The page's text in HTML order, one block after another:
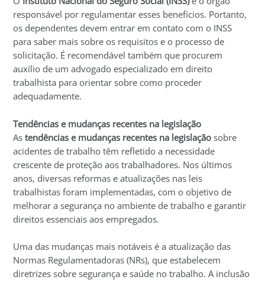
responsável por regulamentar esses benefícios. Portanto,
os dependentes devem entrar em contato com o INSS
para saber mais sobre os requisitos e o processo de
solicitação. É recomendável também que procurem
auxílio de um advogado especializado em direito
trabalhista para orientar sobre como proceder
adequadamente.
Tendências e mudanças recentes na legislação
Astendências e mudanças recentes na legislação sobre
acidentes de trabalho têm refletido a necessidade
crescente de proteção aos trabalhadores. Nos últimos
anos, diversas reformas e atualizações nas leis
trabalhistas foram implementadas, com o objetivo de
melhorar a segurança no ambiente de trabalho e garantir
direitos essenciais aos empregados.
Uma das mudanças mais notáveis é a atualização das
Normas Regulamentadoras (NRs), que estabelecem
diretrizes sobre segurança e saúde no trabalho. A inclusão